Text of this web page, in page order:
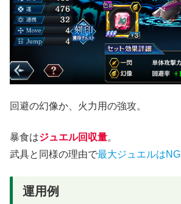
回避の幻像か、火力用の強攻。
暴食はジュエル回収量。
武具と同様の理由で最大ジュエルはNG
運用例